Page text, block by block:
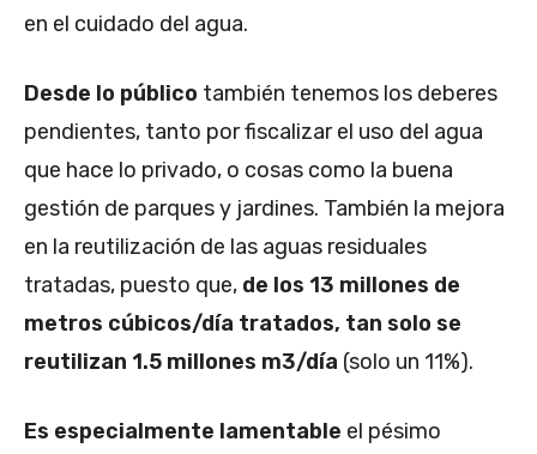
en el cuidado del agua.
Desde lo público también tenemos los deberes
pendientes, tanto por fiscalizar el uso del agua
que hace lo privado, o cosas como la buena
gestión de parques y jardines. También la mejora
en la reutilización de las aguas residuales
tratadas, puesto que, de los 13 millones de
metros cúbicos/día tratados, tan solo se
reutilizan 1.5 millones m3/día (solo un 11%).
Es especialmente lamentable el pésimo